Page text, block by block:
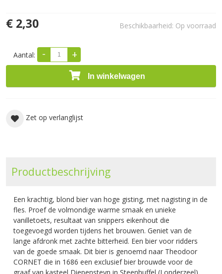
Beschikbaarheid: Op voorraad
€ 2,30
Aantal: - +
In winkelwagen
Zet op verlanglijst
Productbeschrijving
Een krachtig, blond bier van hoge gisting, met nagisting in de
fles. Proef de volmondige warme smaak en unieke
vanilletoets, resultaat van snippers eikenhout die
toegevoegd worden tijdens het brouwen. Geniet van de
lange afdronk met zachte bitterheid. Een bier voor ridders
van de goede smaak. Dit bier is genoemd naar Theodoor
CORNET die in 1686 een exclusief bier brouwde voor de
graaf van kasteel Diepensteyn in Steenhuffel (Londerzeel).